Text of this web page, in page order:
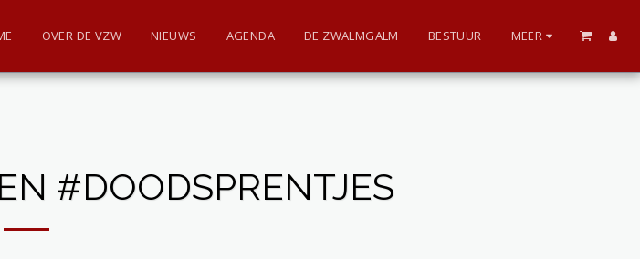
OVER DE VZW NIEUWS AGENDA DE ZWALMGALM BESTUUR MEER
#DOODSPRENTJES